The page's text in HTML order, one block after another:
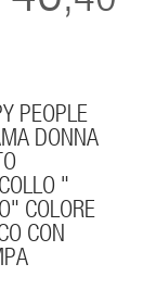
PEOPLE
DONNA
"
COLORE
CON